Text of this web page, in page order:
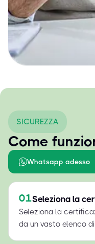
SICUREZZA
Come
Whatsapp adesso
01Seleziona la
Seleziona la
da un vasto elenco